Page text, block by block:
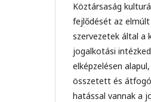
Köztársaság
fejlődését az
szervezetek által a
jogalkotási
elképzelésen
összetett és átfogó
hatással vannak a